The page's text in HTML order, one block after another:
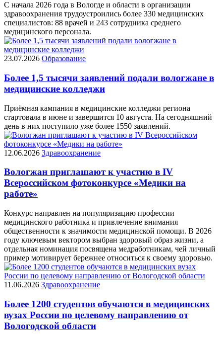
С начала 2026 года в Вологде и области в организации
здравоохранения трудоустроились более 330 медицинских
специалистов: 88 врачей и 243 сотрудника среднего
медицинского персонала.
23.07.2026 Образование
Более 1,5 тысячи заявлений подали вологжане в
медицинские колледжи
Приёмная кампания в медицинские колледжи региона
стартовала в июне и завершится 10 августа. На сегодняшний
день в них поступило уже более 1550 заявлений.
12.06.2026 Здравоохранение
Вологжан приглашают к участию в IV
Всероссийском фотоконкурсе «Медики на
работе»
Конкурс направлен на популяризацию профессии
медицинского работника и привлечение внимания
общественности к значимости медицинской помощи. В 2026
году ключевым вектором выбран здоровый образ жизни, а
отдельная номинация посвящена медработникам, чей личный
пример мотивирует бережнее относиться к своему здоровью.
11.06.2026 Здравоохранение
Более 1200 студентов обучаются в медицинских
вузах России по целевому направлению от
Вологодской области